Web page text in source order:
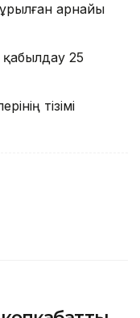
арнайы
25
тізімі